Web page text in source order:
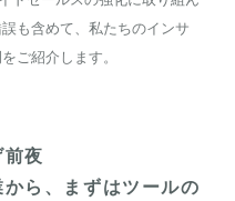
も含めて、私たちのインサ
ご紹介します。
夜
ら、まずはツールの